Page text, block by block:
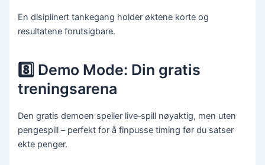
En disiplinert tankegang holder øktene korte og
resultatene forutsigbare.
8️⃣ Demo Mode: Din gratis
treningsarena
Den gratis demoen speiler live‑spill nøyaktig, men uten
pengespill – perfekt for å finpusse timing før du satser
ekte penger.